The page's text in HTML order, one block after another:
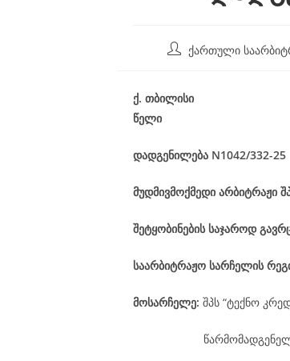
Post ქართული
ქ. თბილისი 13
წელი
დადგენილება N1042/332-25
მუდმივმოქმედი არბიტრაჟი
შეტყობინების საჯაროდ
საარბიტრაჟო სარჩელის
მოსარჩელე: შპს “ტექნო